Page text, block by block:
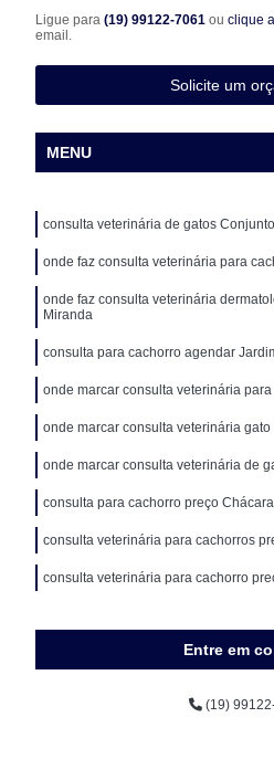
Ligue para(19) 99122-7061ouclique
email.
Solicite um
MENU
consulta veterinária de gatos
onde faz consulta veterinária para
onde faz consulta veterinária
Miranda
consulta para cachorro agendar
onde marcar consulta veterinária
onde marcar consulta veterinária
onde marcar consulta veterinária de
consulta para cachorro preço
consulta veterinária para cachorros
consulta veterinária para cachorro
Entre em
(19)